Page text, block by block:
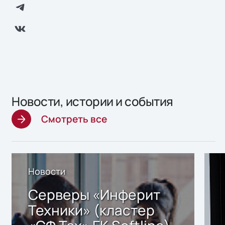
Новости, истории и события
Смотреть все
Новости
Серверы «Инферит
Техники» (кластер